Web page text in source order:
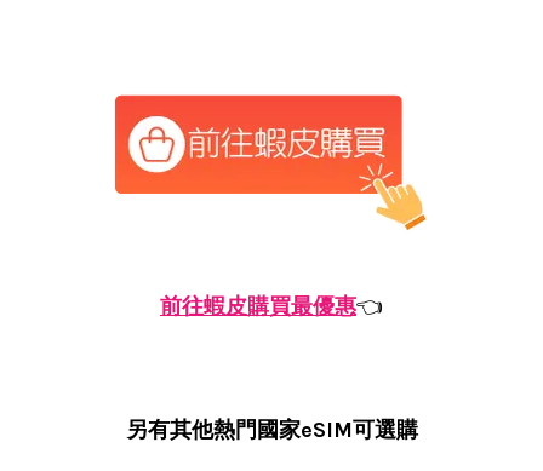
前往蝦皮購買最優惠👈
另有其他熱門國家eSIM可選購